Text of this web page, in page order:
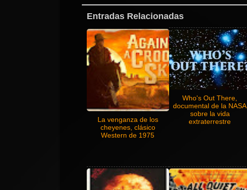
Entradas Relacionadas
La venganza de los
cheyenes, clásico
Western de 1975
Who's Out There,
documental de la NASA
sobre la vida
extraterrestre